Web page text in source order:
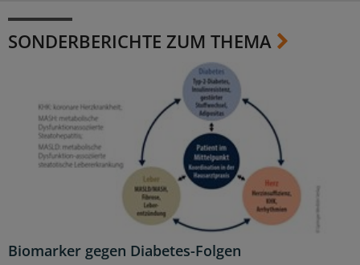
SONDERBERICHTE ZUM THEMA
Biomarker gegen Diabetes-Folgen